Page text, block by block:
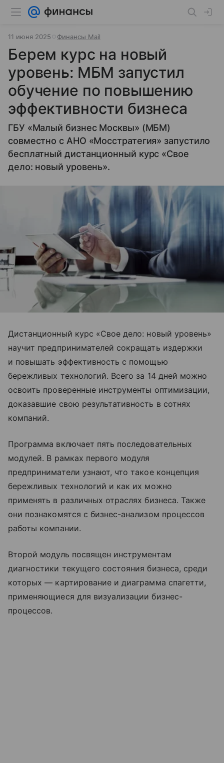
11 июня 2025 Финансы Mail
Берем курс на новый
уровень: МБМ запустил
обучение по повышению
эффективности бизнеса
ГБУ «Малый бизнес Москвы» (МБМ)
совместно с АНО «Мосстратегия» запустило
бесплатный дистанционный курс «Свое
дело: новый уровень».
Дистанционный курс «Свое дело: новый уровень»
научит предпринимателей сокращать издержки
и повышать эффективность с помощью
бережливых технологий. Всего за 14 дней можно
освоить проверенные инструменты оптимизации,
доказавшие свою результативность в сотнях
компаний.
Программа включает пять последовательных
модулей. В рамках первого модуля
предприниматели узнают, что такое концепция
бережливых технологий и как их можно
применять в различных отраслях бизнеса. Также
они познакомятся с бизнес-анализом процессов
работы компании.
Второй модуль посвящен инструментам
диагностики текущего состояния бизнеса, среди
которых — картирование и диаграмма спагетти,
применяющиеся для визуализации бизнес-
процессов.